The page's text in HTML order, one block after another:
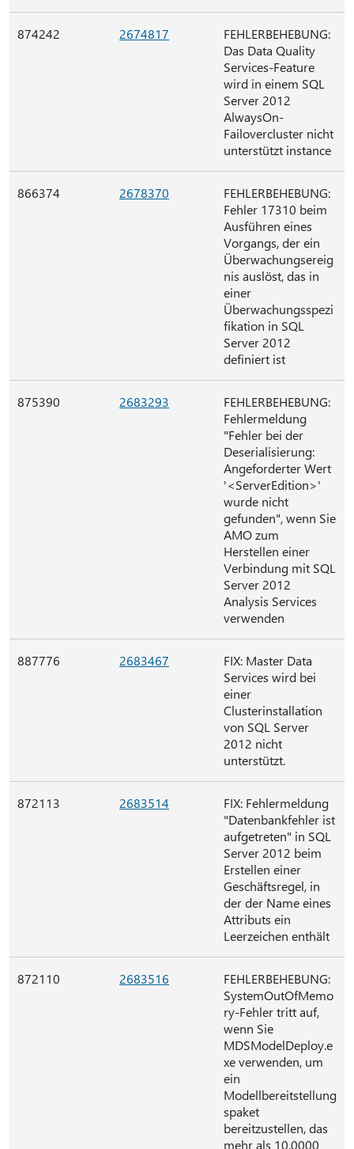
874242 2674817
FEHLERBEHEBUNG:
Das Data Quality
Services-Feature
wird in einem SQL
Server 2012
AlwaysOn-
Failovercluster nicht
unterstützt instance
866374 2678370
FEHLERBEHEBUNG:
Fehler 17310 beim
Ausführen eines
Vorgangs, der ein
Überwachungsereig
nis auslöst, das in
einer
Überwachungsspezi
fikation in SQL
Server 2012
definiert ist
875390 2683293
FEHLERBEHEBUNG:
Fehlermeldung
"Fehler bei der
Deserialisierung:
Angeforderter Wert
'<ServerEdition>'
wurde nicht
gefunden", wenn Sie
AMO zum
Herstellen einer
Verbindung mit SQL
Server 2012
Analysis Services
verwenden
887776 2683467
FIX: Master Data
Services wird bei
einer
Clusterinstallation
von SQL Server
2012 nicht
unterstützt.
872113 2683514
FIX: Fehlermeldung
"Datenbankfehler ist
aufgetreten" in SQL
Server 2012 beim
Erstellen einer
Geschäftsregel, in
der der Name eines
Attributs ein
Leerzeichen enthält
872110 2683516
FEHLERBEHEBUNG:
SystemOutOfMemo
ry-Fehler tritt auf,
wenn Sie
MDSModelDeploy.e
xe verwenden, um
ein
Modellbereitstellung
spaket
bereitzustellen, das
mehr als 10.0000